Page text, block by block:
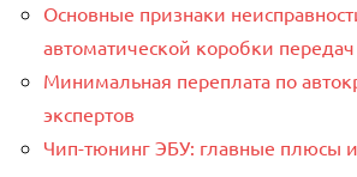
Основные признаки
автоматической коробки передач
Минимальная переплата по
экспертов
Чип-тюнинг ЭБУ: главные плюсы